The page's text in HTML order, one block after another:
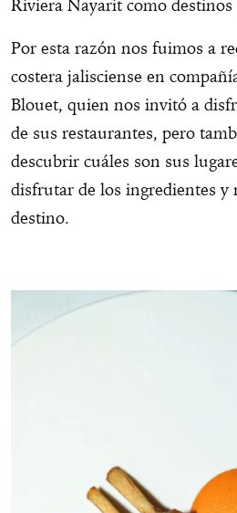
Riviera Nayarit como
Por esta razón nos fuimos a
costera jalisciense en
Blouet, quien nos invitó a
de sus restaurantes, pero
descubrir cuáles son sus
disfrutar de los ingredientes y
destino.